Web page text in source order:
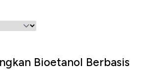
Bioetanol Berbasis